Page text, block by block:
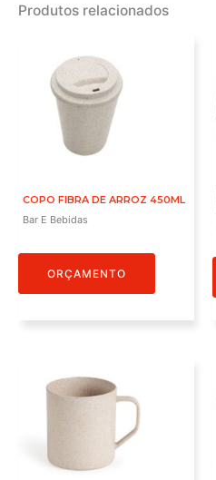
Produtos relacionados
COPO FIBRA DE ARROZ 450ML
Bar E Bebidas
ORÇAMENTO